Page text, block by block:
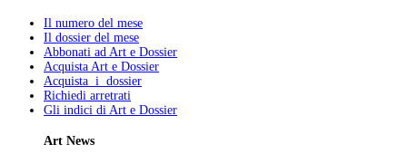
Il numero del mese
Il dossier del mese
Abbonati ad Art e Dossier
Acquista Art e Dossier
Acquista i dossier
Richiedi arretrati
Gli indici di Art e Dossier
Art News